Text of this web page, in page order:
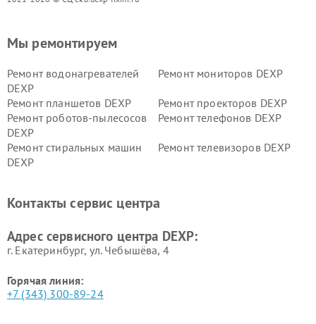
Мы ремонтируем
Ремонт водонагревателей
DEXP
Ремонт мониторов DEXP
Ремонт планшетов DEXP
Ремонт проекторов DEXP
Ремонт роботов-пылесосов
DEXP
Ремонт телефонов DEXP
Ремонт стиральных машин
DEXP
Ремонт телевизоров DEXP
Ремонт серверов DEXP
Ремонт мини пк DEXP
Контакты сервис центра
Адрес сервисного центра DEXP:
г. Екатеринбург, ул. Чебышёва, 4
Горячая линия:
+7 (343) 300-89-24